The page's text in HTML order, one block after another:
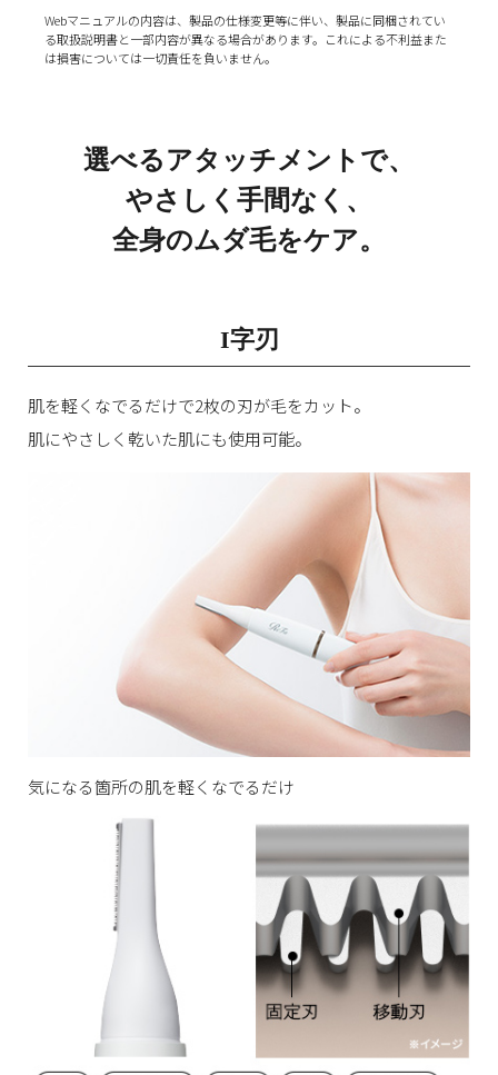
Webマニュアルの内容は、製品の仕様変更等に伴い、製品に同梱されてい
る取扱説明書と一部内容が異なる場合があります。これによる不利益また
は損害については一切責任を負いません。
選べるアタッチメントで、
やさしく手間なく、
全身のムダ毛をケア。
I字刃
肌を軽くなでるだけで2枚の刃が毛をカット。
肌にやさしく乾いた肌にも使用可能。
気になる箇所の肌を軽くなでるだけ